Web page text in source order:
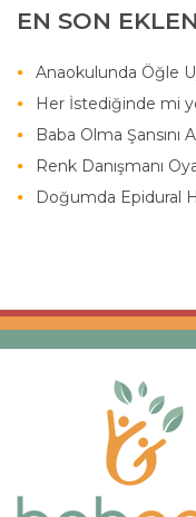
EN SON
Anaokulunda Öğle
Her İstediğinde mi
Baba Olma Şansını
Renk Danışmanı
Doğumda Epidural